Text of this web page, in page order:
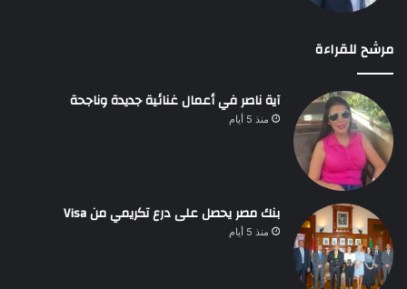
مرشح للقراءة
آية ناصر في أعمال غنائية جديدة وناجحة
منذ 5 أيام
بنك مصر يحصل على درع تكريمي من Visa
منذ 5 أيام